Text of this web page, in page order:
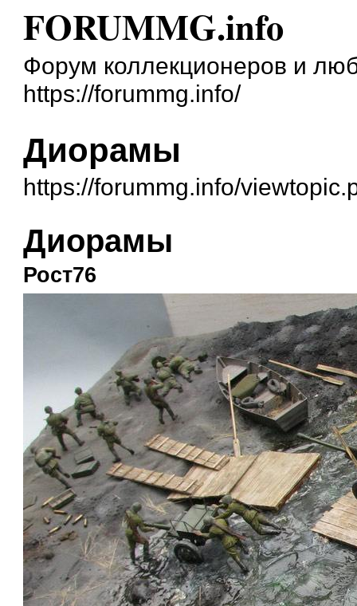
FORUMMG.info
Форум коллекционеров и
https://forummg.info/
Диорамы
https://forummg.info/
Диорамы
Рост76